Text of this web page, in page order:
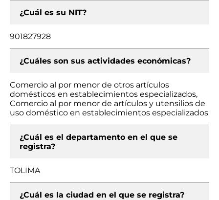
¿Cuál es su NIT?
901827928
¿Cuáles son sus actividades económicas?
Comercio al por menor de otros artículos
domésticos en establecimientos especializados,
Comercio al por menor de artículos y utensilios de
uso doméstico en establecimientos especializados
¿Cuál es el departamento en el que se
registra?
TOLIMA
¿Cuál es la ciudad en el que se registra?